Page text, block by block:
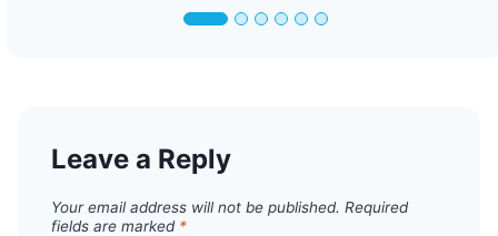
Leave a Reply
Your email address will not be published. Required
fields are marked *